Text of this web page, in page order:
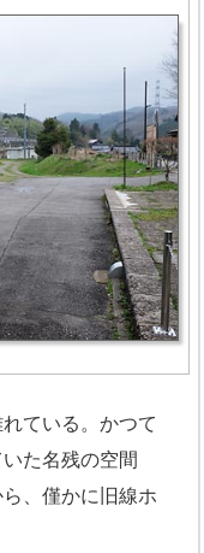
ている。かつて
た名残の空間
、僅かに旧線ホ